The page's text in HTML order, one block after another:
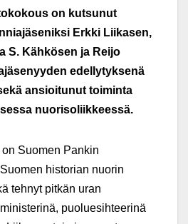
on kutsunut
Erkki Liikasen,
S. Kähkösen ja Reijo
edellytyksenä
ansioitunut toiminta
nuorisoliikkeessä.
on Suomen Pankin
historian nuorin
tehnyt pitkän uran
puoluesihteerinä